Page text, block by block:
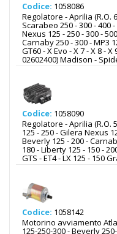
Codice: 1058086
Regolatore - Aprilia (R.O.
Scarabeo 250 - 300 - 400
Nexus 125 - 250 - 300 -
Carnaby 250 - 300 - MP3
GT60 - X Evo - X 7 - X 8 -
02602400) Madison -
Codice: 1058090
Regolatore - Aprilia (R.O.
125 - 250 - Gilera Nexus
Beverly 125 - 200 -
180 - Liberty 125 - 150 -
GTS - ET4 - LX 125 - 150
Codice: 1058142
Motorino avviamento
125-250-300 - Beverly